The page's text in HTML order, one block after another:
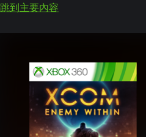
跳到主要內容